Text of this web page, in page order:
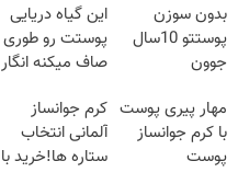
بدون سوزن
پوستتو 10سال
جوون
پاییزی
این گیاه دریایی
پوستت رو طوری
صاف میکنه انگار
شدی🔥 مهار پیری پوست
با کرم جوانساز
پوست
کرم جوانساز
آلمانی انتخاب
ستاره ها!خرید با